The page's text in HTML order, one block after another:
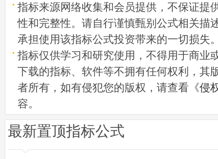
指标来源网络收集和会员提供，不保证提
性和完整性。请自行谨慎甄别公式相关描
承担使用该指标公式投资带来的一切损失
指标仅供学习和研究使用，不得用于商业
下载的指标、软件等不拥有任何权利，其
者所有，如有侵犯您的版权，请查看《侵
容。
最新置顶指标公式